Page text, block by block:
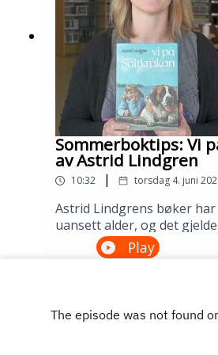
Sommerboktips: Vi
av Astrid Lindgren
10:32 | torsdag 4. juni
Astrid Lindgrens bøker
uansett alder, og det
Saltkråkan. Dette er den
boken som ble skrevet
generasjon. Lån den på
Innspilt på Sandnes
Play